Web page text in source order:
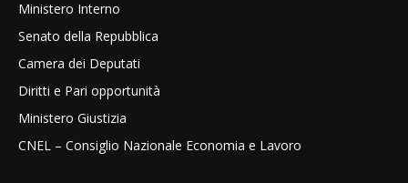
Ministero Interno
Senato della Repubblica
Camera dei Deputati
Diritti e Pari opportunità
Ministero Giustizia
CNEL – Consiglio Nazionale Economia e Lavoro